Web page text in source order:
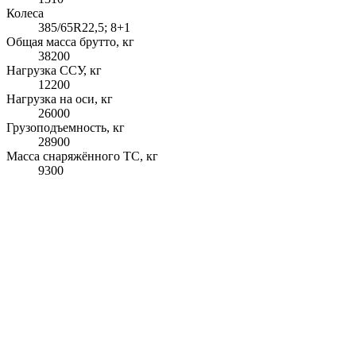
Колеса
385/65R22,5; 8+1
Общая масса брутто, кг
38200
Нагрузка ССУ, кг
12200
Нагрузка на оси, кг
26000
Грузоподъемность, кг
28900
Масса снаряжённого ТС, кг
9300